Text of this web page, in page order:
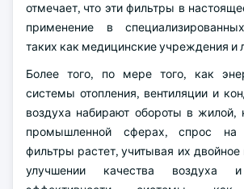
отмечает, что эти фильтры в
применение в
таких как медицинские учреждения и
Более того, по мере того, как
системы отопления, вентиляции и
воздуха набирают обороты в жилой,
промышленной сферах, спрос на
фильтры растет, учитывая их
улучшении качества воздуха